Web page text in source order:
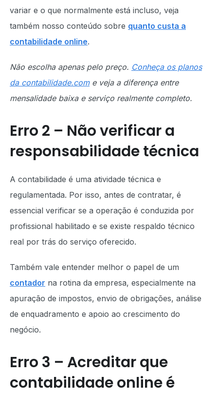
variar e o que normalmente está incluso, veja
também nosso conteúdo sobre quanto custa a
contabilidade online.
Não escolha apenas pelo preço. Conheça os planos
da contabilidade.come veja a diferença entre
mensalidade baixa e serviço realmente completo.
Erro 2 – Não verificar a
responsabilidade técnica
A contabilidade é uma atividade técnica e
regulamentada. Por isso, antes de contratar, é
essencial verificar se a operação é conduzida por
profissional habilitado e se existe respaldo técnico
real por trás do serviço oferecido.
Também vale entender melhor o papel de um
contador na rotina da empresa, especialmente na
apuração de impostos, envio de obrigações, análise
de enquadramento e apoio ao crescimento do
negócio.
Erro 3 – Acreditar que
contabilidade online é